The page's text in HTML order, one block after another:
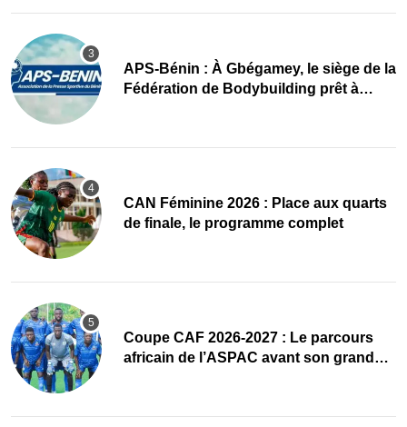
APS-Bénin : À Gbégamey, le siège de la
Fédération de Bodybuilding prêt à
CAN Féminine 2026 : Place aux quarts
de finale, le programme complet
Coupe CAF 2026-2027 : Le parcours
africain de l’ASPAC avant son grand